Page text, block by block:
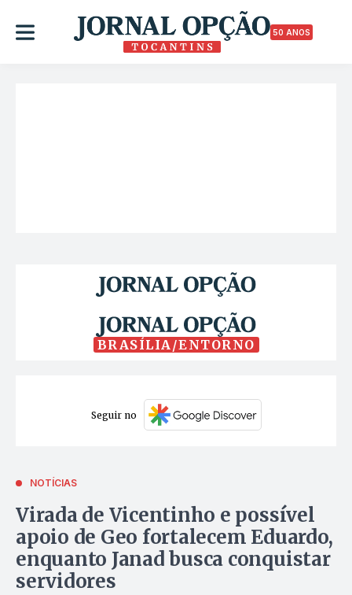
50 ANOS
BRASÍLIA/ENTORNO
Seguir no
NOTÍCIAS
Virada de Vicentinho e possível
apoio de Geo fortalecem Eduardo,
enquanto Janad busca conquistar
servidores